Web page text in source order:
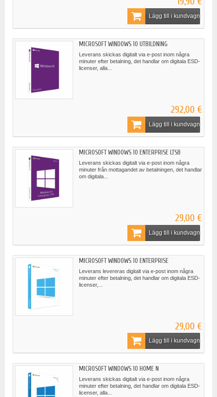
Lägg till i kundvagn
MICROSOFT WINDOWS 10 UTBILDNING
Leverans skickas digitalt via e-post inom några
minuter efter betalning, det handlar om digitala ESD-
licenser, alla...
292,00 €
Lägg till i kundvagn
MICROSOFT WINDOWS 10 ENTERPRISE LTSB
Leverans skickas digitalt via e-post inom några
minuter från mottagandet av betalningen, det handlar
om digitala...
29,00 €
Lägg till i kundvagn
MICROSOFT WINDOWS 10 ENTERPRISE
Leverans levereras digitalt via e-post inom några
minuter efter betalning, det handlar om digitala ESD-
licenser,...
29,00 €
Lägg till i kundvagn
MICROSOFT WINDOWS 10 HOME N
Leverans skickas digitalt via e-post inom några
minuter efter betalning, det handlar om digitala ESD-
licenser, alla...